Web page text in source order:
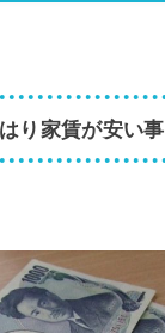
り家賃が安い事